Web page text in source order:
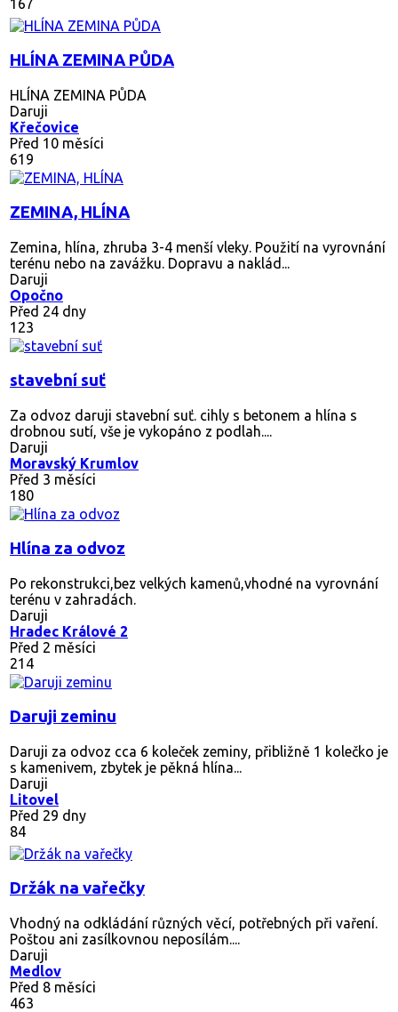
167
HLÍNA ZEMINA PŮDA
HLÍNA ZEMINA PŮDA
Daruji
Křečovice
Před 10 měsíci
619
ZEMINA, HLÍNA
Zemina, hlína, zhruba 3-4 menší vleky. Použití na vyrovnání
terénu nebo na zavážku. Dopravu a naklád...
Daruji
Opočno
Před 24 dny
123
stavební suť
Za odvoz daruji stavební suť. cihly s betonem a hlína s
drobnou sutí, vše je vykopáno z podlah....
Daruji
Moravský Krumlov
Před 3 měsíci
180
Hlína za odvoz
Po rekonstrukci,bez velkých kamenů,vhodné na vyrovnání
terénu v zahradách.
Daruji
Hradec Králové 2
Před 2 měsíci
214
Daruji zeminu
Daruji za odvoz cca 6 koleček zeminy, přibližně 1 kolečko je
s kamenivem, zbytek je pěkná hlína...
Daruji
Litovel
Před 29 dny
84
Držák na vařečky
Vhodný na odkládání různých věcí, potřebných při vaření.
Poštou ani zasílkovnou neposílám....
Daruji
Medlov
Před 8 měsíci
463